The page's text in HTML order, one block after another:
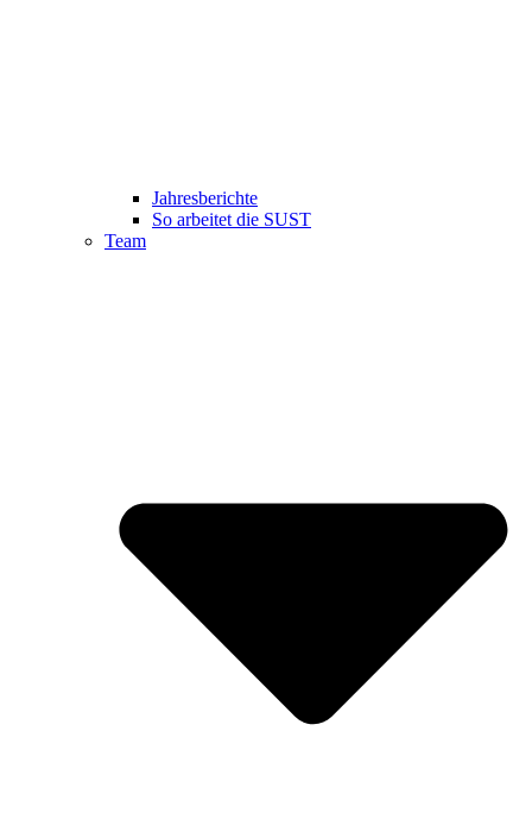
Jahresberichte
So arbeitet die SUST
Team